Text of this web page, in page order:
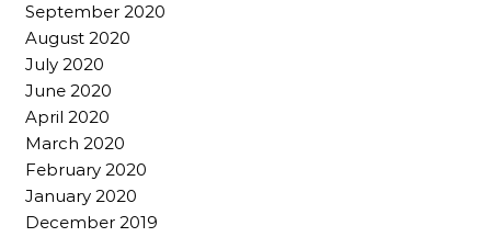
September 2020
August 2020
July 2020
June 2020
April 2020
March 2020
February 2020
January 2020
December 2019